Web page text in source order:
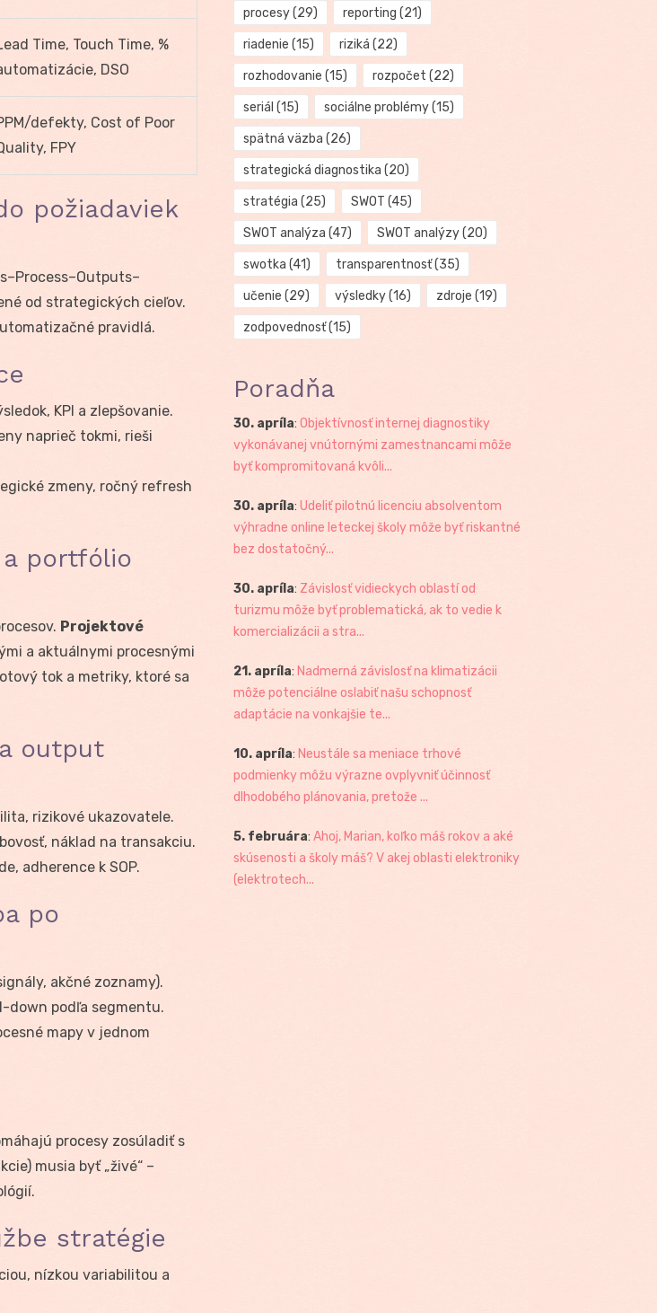
Time, Touch Time, %
DSO
defekty, Cost of Poor
FPY
požiadaviek
od strategických cieľov.
pravidlá.
KPI a zlepšovanie.
naprieč tokmi, rieši
zmeny, ročný refresh
portfólio
Projektové
a aktuálnymi procesnými
tok a metriky, ktoré sa
output
rizikové ukazovatele.
náklad na transakciu.
adherence k SOP.
po
akčné zoznamy).
down podľa segmentu.
mapy v jednom
procesy zosúladiť s
musia byť „živé“ –
stratégie
nízkou variabilitou a
procesy(29) reporting (21)
riadenie (15) riziká (22)
rozhodovanie (15) rozpočet (22)
seriál (15) sociálne problémy(15)
spätná väzba (26)
strategická diagnostika (20)
stratégia (25) SWOT (45)
SWOT analýza (47) SWOT analýzy(20)
swotka (41) transparentnosť(35)
učenie (29) výsledky(16) zdroje (19)
zodpovednosť(15)
Poradňa
30. apríla: Objektívnosť internej diagnostiky
vykonávanej vnútornými zamestnancami môže
byť kompromitovaná kvôli...
30. apríla: Udeliť pilotnú licenciu absolventom
výhradne online leteckej školy môže byť riskantné
bez dostatočný...
30. apríla: Závislosť vidieckych oblastí od
turizmu môže byť problematická, ak to vedie k
komercializácii a stra...
21. apríla: Nadmerná závislosť na klimatizácii
môže potenciálne oslabiť našu schopnosť
adaptácie na vonkajšie te...
10. apríla: Neustále sa meniace trhové
podmienky môžu výrazne ovplyvniť účinnosť
dlhodobého plánovania, pretože ...
5. februára: Ahoj, Marian, koľko máš rokov a aké
skúsenosti a školy máš? V akej oblasti elektroniky
(elektrotech...